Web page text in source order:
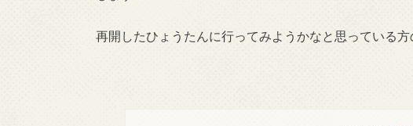
再開したひょうたんに行ってみようかなと思っている方